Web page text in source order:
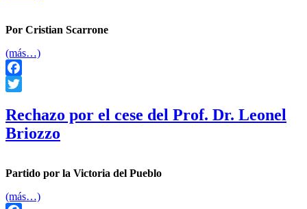
Por Cristian Scarrone
(más…)
Facebook
Rechazo por el cese del Prof. Dr. Leonel
Briozzo
Partido por la Victoria del Pueblo
(más…)